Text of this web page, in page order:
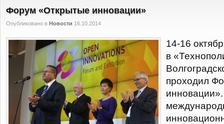
Форум «Открытые инновации»
Опубликовано в Новости 16.10.2014
14-16
в
проходил